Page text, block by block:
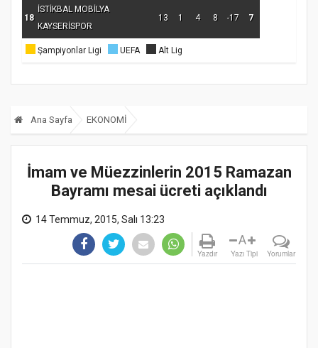
18
İSTİKBAL MOBİLYA
KAYSERİSPOR
13 1 4 8 -17 7
Şampiyonlar Ligi UEFA Alt Lig
Ana Sayfa EKONOMİ
İmam ve Müezzinlerin 2015 Ramazan
Bayramı mesai ücreti açıklandı
14 Temmuz, 2015, Salı 13:23
Yazdır
A
Yazı Tipi Yorumlar